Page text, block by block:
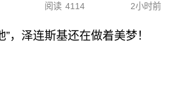
阅读 4114 2小时前
，泽连斯基还在做着美梦！